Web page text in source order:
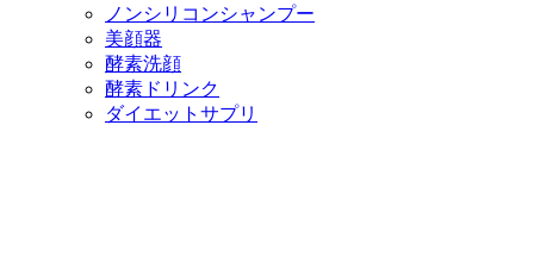
ノンシリコンシャンプー
美顔器
酵素洗顔
酵素ドリンク
ダイエットサプリ